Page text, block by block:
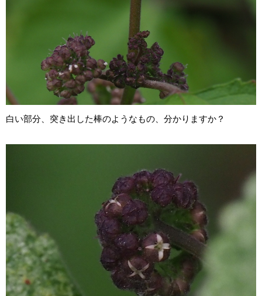
白い部分、突き出した棒のようなもの、分かりますか？